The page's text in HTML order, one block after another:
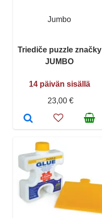
Jumbo
Triediče puzzle značky
JUMBO
14 päivän sisällä
23,00 €